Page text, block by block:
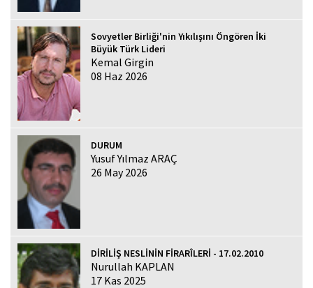
Sovyetler Birliği'nin Yıkılışını Öngören İki
Büyük Türk Lideri
Kemal Girgin
08 Haz 2026
DURUM
Yusuf Yılmaz ARAÇ
26 May 2026
DİRİLİŞ NESLİNİN FİRARÎLERİ - 17.02.2010
Nurullah KAPLAN
17 Kas 2025